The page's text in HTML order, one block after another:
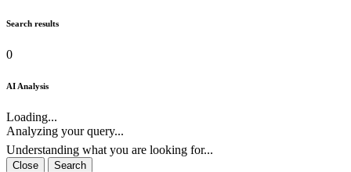
Search results
0
AI Analysis
Loading...
Analyzing your query...
Understanding what you are looking for...
Close Search